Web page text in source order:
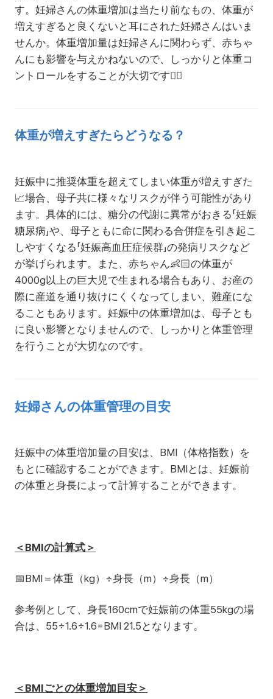
す。妊婦さんの体重増加は当たり前なもの、体重が
増えすぎると良くないと耳にされた妊婦さんはいま
せんか。体重増加量は妊婦さんに関わらず、赤ちゃ
んにも影響を与えかねないので、しっかりと体重コ
ントロールをすることが大切です☝🏻
体重が増えすぎたらどうなる？
妊娠中に推奨体重を超えてしまい体重が増えすぎた
📈場合、母子共に様々なリスクが伴う可能性があり
ます。具体的には、糖分の代謝に異常がおきる「妊娠
糖尿病」や、母子ともに命に関わる合併症を引き起こ
しやすくなる「妊娠高血圧症候群」の発病リスクなど
が挙げられます。また、赤ちゃん👶🏻の体重が
4000g以上の巨大児で生まれる場合もあり、お産の
際に産道を通り抜けにくくなってしまい、難産にな
ることもあります。妊娠中の体重増加は、母子とも
に良い影響となりませんので、しっかりと体重管理
を行うことが大切なのです。
妊婦さんの体重管理の目安
妊娠中の体重増加量の目安は、BMI（体格指数）を
もとに確認することができます。BMIとは、妊娠前
の体重と身長によって計算することができます。
＜BMIの計算式＞
📅BMI＝体重（kg）÷身長（m）÷身長（m）
参考例として、身長160cmで妊娠前の体重55kgの場
合は、55÷1.6÷1.6=BMI 21.5となります。
＜BMIごとの体重増加目安＞